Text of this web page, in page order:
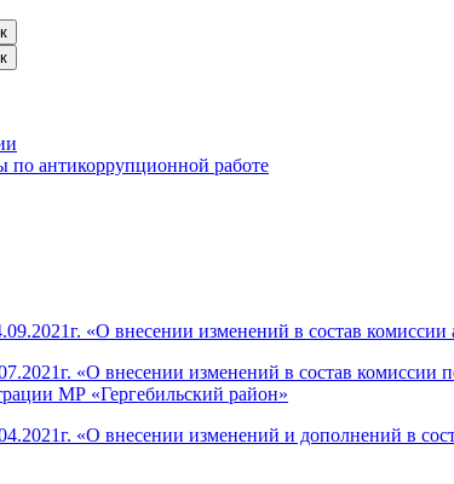
по антикоррупционной работе
«О внесении изменений в состав
«О внесении изменений в состав
МР «Гергебильский район»
«О внесении изменений и дополнений в